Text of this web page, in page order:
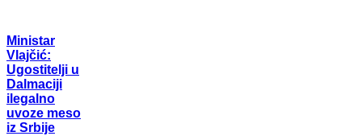
Ministar
Vlajčić:
Ugostitelji u
Dalmaciji
ilegalno
uvoze meso
iz Srbije